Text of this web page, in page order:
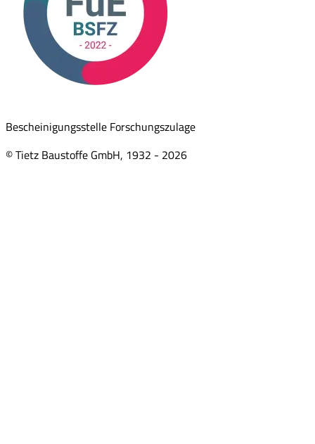
Bescheinigungsstelle Forschungszulage
© Tietz Baustoffe GmbH, 1932 - 2026